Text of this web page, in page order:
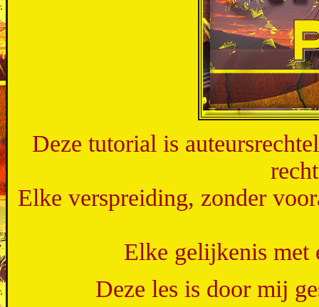
Deze tutorial is
Elke verspreiding, zonder
Elke gelijkenis met
Deze les is door mij